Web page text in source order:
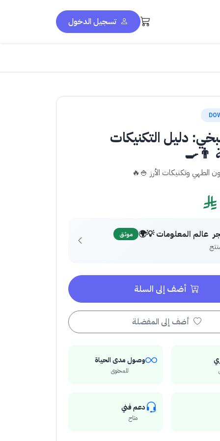
تسجيل الدخول
دليل التكنيكات
👨‍🍳
الطهي وتكنيكات الأرز 🍚🔥
عالم المعلومات 💡🌍 موثق
أضف إلى السلة
أضف إلى المفضلة
وصول مدى الحياة
للمحتوى
دعم فني
متاح